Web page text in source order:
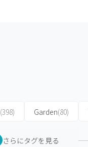
(398) Garden(80)
さらにタグを見る